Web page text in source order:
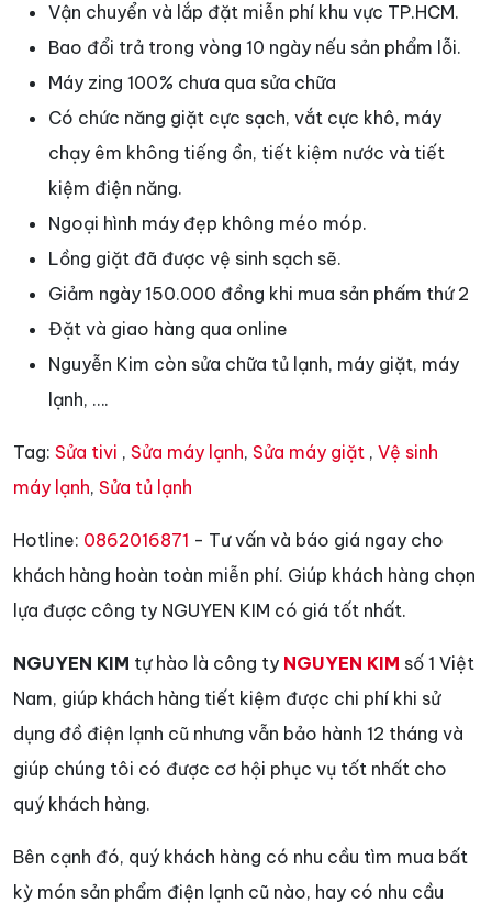
Vận chuyển và lắp đặt miễn phí khu vực TP.HCM.
Bao đổi trả trong vòng 10 ngày nếu sản phẩm lỗi.
Máy zing 100% chưa qua sửa chữa
Có chức năng giặt cực sạch, vắt cực khô, máy
chạy êm không tiếng ồn, tiết kiệm nước và tiết
kiệm điện năng.
Ngoại hình máy đẹp không méo móp.
Lồng giặt đã được vệ sinh sạch sẽ.
Giảm ngày 150.000 đồng khi mua sản phấm thứ 2
Đặt và giao hàng qua online
Nguyễn Kim còn sửa chữa tủ lạnh, máy giặt, máy
lạnh, ….
Tag: Sửa tivi , Sửa máy lạnh, Sửa máy giặt , Vệ sinh
máy lạnh, Sửa tủ lạnh
Hotline: 0862016871 - Tư vấn và báo giá ngay cho
khách hàng hoàn toàn miễn phí. Giúp khách hàng chọn
lựa được công ty NGUYEN KIM có giá tốt nhất.
NGUYEN KIM tự hào là công ty NGUYEN KIM số 1 Việt
Nam, giúp khách hàng tiết kiệm được chi phí khi sử
dụng đồ điện lạnh cũ nhưng vẫn bảo hành 12 tháng và
giúp chúng tôi có được cơ hội phục vụ tốt nhất cho
quý khách hàng.
Bên cạnh đó, quý khách hàng có nhu cầu tìm mua bất
kỳ món sản phẩm điện lạnh cũ nào, hay có nhu cầu